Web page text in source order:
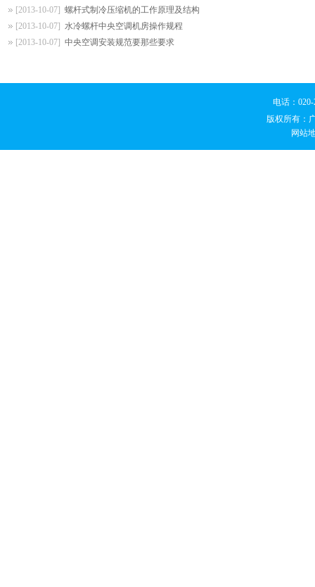
[2013-10-07] 螺杆式制冷压缩机的工作原理及结构
[2013-10-07] 水冷螺杆中央空调机房操作规程
[2013-10-07] 中央空调安装规范要那些要求
电话：
版权所有：
网站